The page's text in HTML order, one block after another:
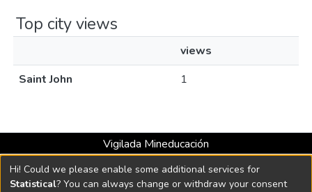
Top city views
views
Saint John
1
Vigilada Mineducación
Universidad con Acreditación Institucional hasta 2026 -
Resolución MEN 2158 de 2018
Hi! Could we please enable some additional services for
Statistical? You can always change or withdraw your consent